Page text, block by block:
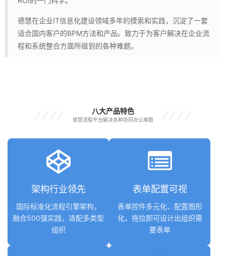
德慧在企业IT信息化建设领域多年的摸索和实践，沉淀了一套
适合国内客户的BPM方法和产品。致力于为客户解决在企业流
程和系统整合方面所碰到的各种难题。
八大产品特色
德慧流程平台解决各种协同办公难题
架构行业领先
国际标准化流程引擎架构，
融合500强实践，适配多类型
组织
表单配置可视
表单控件多元化、配置图形
化，拖拉即可设计出组织需
要表单